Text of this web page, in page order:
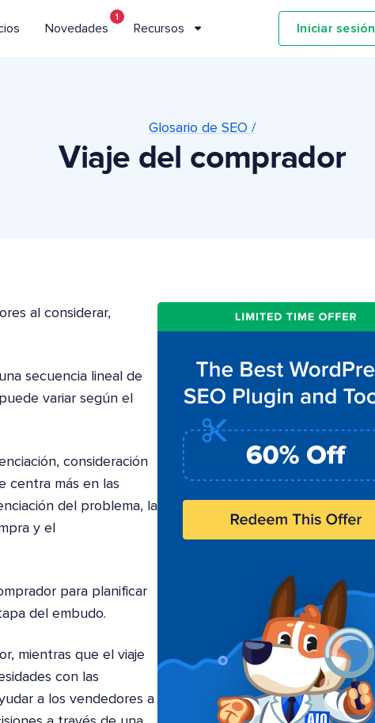
Novedades
1
Recursos Iniciar sesión
Glosario de SEO /
Viaje del comprador
al considerar,
secuencia lineal de
variar según el
consideración
centra más en las
del problema, la
y el
para planificar
del embudo.
mientras que el viaje
con las
a los vendedores a